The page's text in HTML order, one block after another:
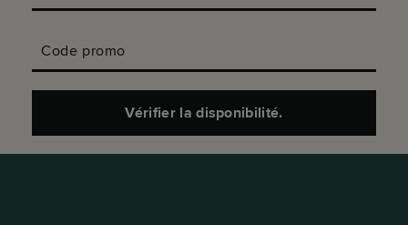
Code promo
Vérifier la disponibilité.